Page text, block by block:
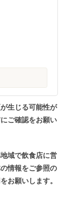
生じる可能性が
ご確認をお願い
域で飲食店に営
情報をご参照の
お願いします。